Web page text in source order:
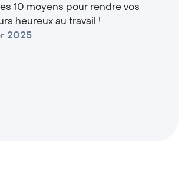
10 moyens pour rendre vos
heureux au travail !
2025